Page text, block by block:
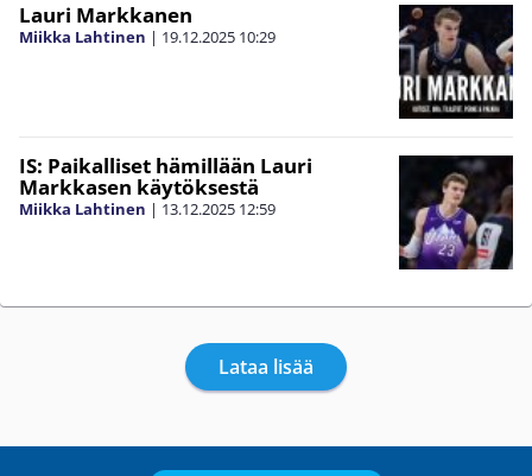
Lauri Markkanen
Miikka Lahtinen | 19.12.2025 10:29
IS: Paikalliset hämillään Lauri
Markkasen käytöksestä
Miikka Lahtinen | 13.12.2025 12:59
Lataa lisää